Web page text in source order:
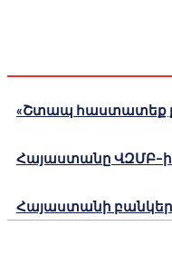
«Շտապ հաստատեք
Հայաստանը ՎԶՄԲ–ից
Հայաստանի